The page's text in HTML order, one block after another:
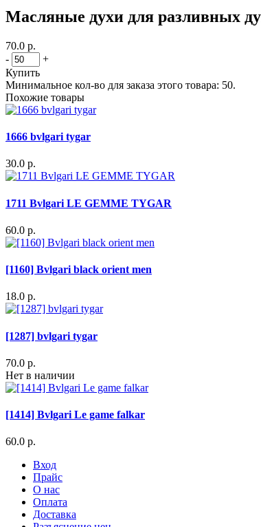
Масляные духи для разливных
70.0 р.
-
+
Купить
Минимальное кол-во для заказа этого товара: 50.
Похожие товары
1666 bvlgari tygar
30.0 р.
1711 Bvlgari LE GEMME TYGAR
60.0 р.
[1160] Bvlgari black orient men
18.0 р.
[1287] bvlgari tygar
70.0 р.
Нет в наличии
[1414] Bvlgari Le game falkar
60.0 р.
Вход
Прайс
О нас
Оплата
Доставка